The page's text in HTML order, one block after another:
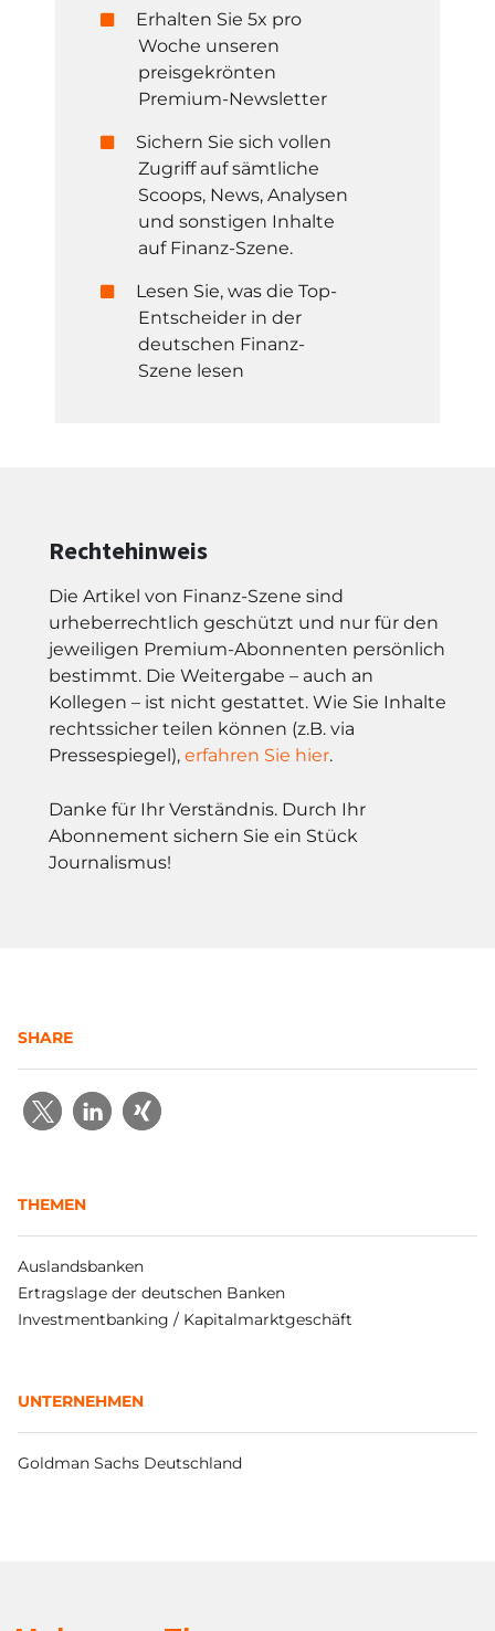
Erhalten Sie 5x pro
Woche unseren
preisgekrönten
Premium-Newsletter
Sichern Sie sich vollen
Zugriff auf sämtliche
Scoops, News, Analysen
und sonstigen Inhalte
auf Finanz-Szene.
Lesen Sie, was die Top-
Entscheider in der
deutschen Finanz-
Szene lesen
Rechtehinweis
Die Artikel von Finanz-Szene sind
urheberrechtlich geschützt und nur für den
jeweiligen Premium-Abonnenten persönlich
bestimmt. Die Weitergabe – auch an
Kollegen – ist nicht gestattet. Wie Sie Inhalte
rechtssicher teilen können (z.B. via
Pressespiegel), erfahren Sie hier.
Danke für Ihr Verständnis. Durch Ihr
Abonnement sichern Sie ein Stück
Journalismus!
SHARE
THEMEN
Auslandsbanken
Ertragslage der deutschen Banken
Investmentbanking / Kapitalmarktgeschäft
UNTERNEHMEN
Goldman Sachs Deutschland